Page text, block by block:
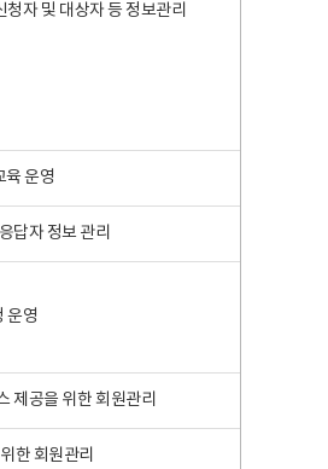
자 및 대상자 등 정보관리
육 운영
답자 정보 관리
운영
제공을 위한 회원관리
한 회원관리